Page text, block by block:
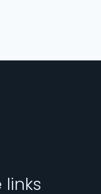
links